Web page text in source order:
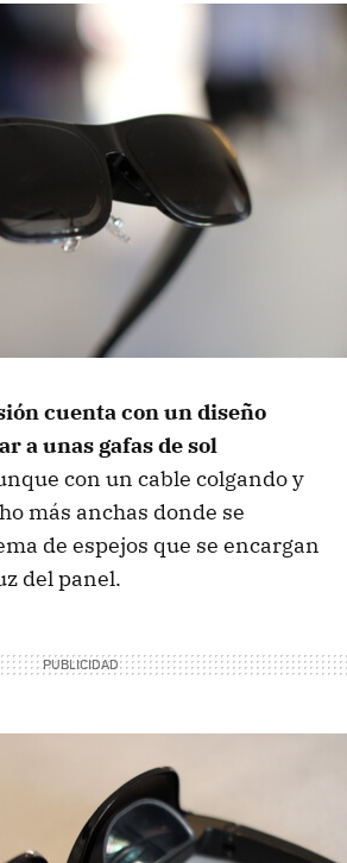
cuenta con un diseño
a unas gafas de sol
con un cable colgando y
más anchas donde se
de espejos que se encargan
del panel.